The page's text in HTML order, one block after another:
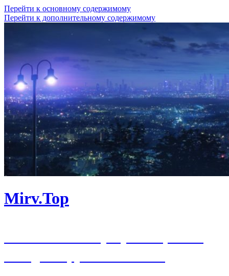
Перейти к основному содержимому
Перейти к дополнительному содержимому
Mirv.Top